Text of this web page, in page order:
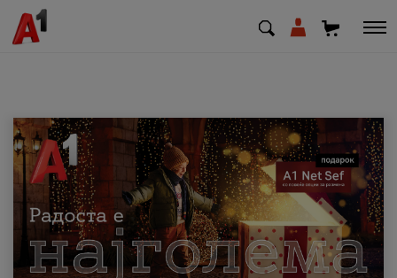
МК EN SQ
Приватни Деловни